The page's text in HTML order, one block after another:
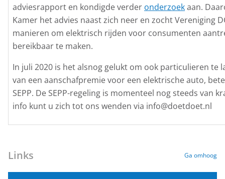
adviesrapport en kondigde verder onderzoekaan.
Kamer het advies naast zich neer en zocht Vereniging
manieren om elektrisch rijden voor consumenten
bereikbaar te maken.
In juli 2020 is het alsnog gelukt om ook particulieren te
van een aanschafpremie voor een elektrische auto,
SEPP. De SEPP-regeling is momenteel nog steeds van
info kunt u zich tot ons wenden via info@doetdoet.nl
Links Ga omhoog